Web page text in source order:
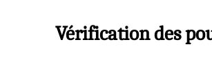
Vérification des